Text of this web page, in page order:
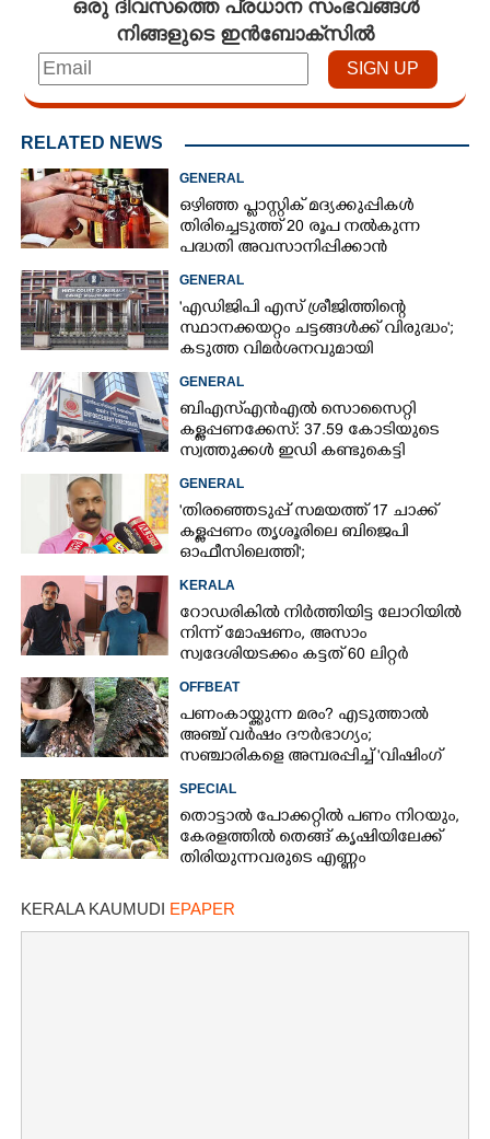
നിങ്ങളുടെ ഇൻബോക്സിൽ
RELATED NEWS
GENERAL
ഒഴിഞ്ഞ പ്ളാസ്റ്റിക് മദ്യക്കുപ്പികൾ
തിരിച്ചെടുത്ത് 20 രൂപ നൽകുന്ന
പദ്ധതി അവസാനിപ്പിക്കാൻ
ബുദ്ധിമുട്ടുകൾ
GENERAL
'എഡിജിപി എസ് ശ്രീജിത്തിന്റെ
സ്ഥാനക്കയറ്റം ചട്ടങ്ങൾക്ക് വിരുദ്ധം';
കടുത്ത വിമർശനവുമായി
GENERAL
ബിഎസ്എൻഎൽ സൊസൈറ്റി
കള്ളപ്പണക്കേസ്: 37.59 കോടിയുടെ
സ്വത്തുക്കൾ ഇഡി കണ്ടുകെട്ടി
GENERAL
'തിരഞ്ഞെടുപ്പ് സമയത്ത് 17 ചാക്ക്
കള്ളപ്പണം തൃശൂരിലെ ബിജെപി
ഓഫീസിലെത്തി';
സെക്രട്ടറി
KERALA
റോഡരികിൽ നിർത്തിയിട്ട ലോറിയിൽ
നിന്ന് മോഷണം, അസാം
സ്വദേശിയടക്കം കട്ടത് 60 ലിറ്റർ
OFFBEAT
പണം കായ്ക്കുന്ന മരം?​ എടുത്താൽ
അഞ്ച് വർഷം ദൗർഭാഗ്യം;
സഞ്ചാരികളെ അമ്പരപ്പിച്ച് 'വിഷിംഗ്
SPECIAL
തൊട്ടാല്‍ പോക്കറ്റില്‍ പണം നിറയും,
കേരളത്തില്‍ തെങ്ങ് കൃഷിയിലേക്ക്
തിരിയുന്നവരുടെ എണ്ണം
KERALA KAUMUDI EPAPER